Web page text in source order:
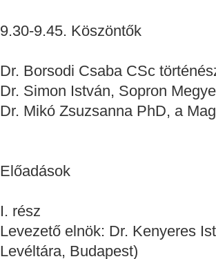
9.30-9.45. Köszöntők
Dr. Borsodi Csaba CSc
Dr. Simon István, Sopron
Dr. Mikó Zsuzsanna PhD, a
Előadások
I. rész
Levezető elnök: Dr. Kenyeres
Levéltára, Budapest)